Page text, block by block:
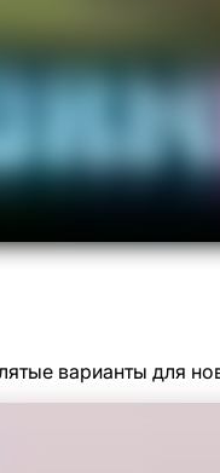
варианты для